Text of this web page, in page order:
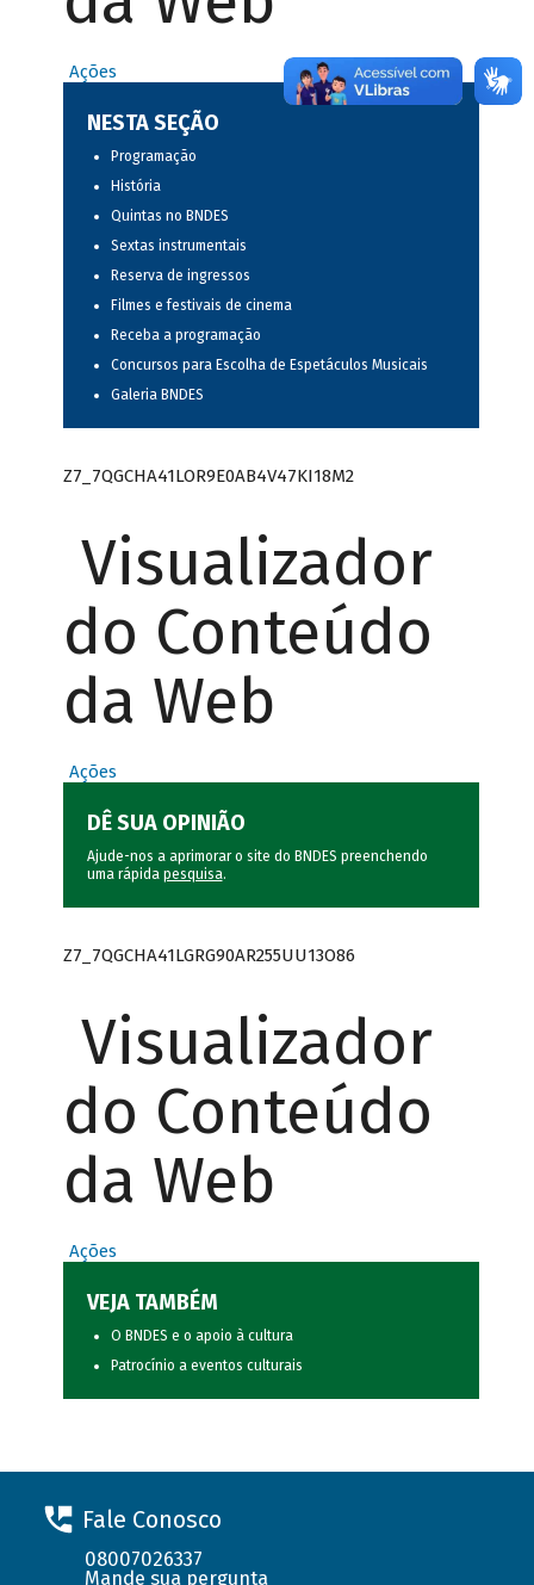
Ações
NESTA SEÇÃO
Programação
História
Quintas no BNDES
Sextas instrumentais
Reserva de ingressos
Filmes e festivais de cinema
Receba a programação
Concursos para Escolha de Espetáculos Musicais
Galeria BNDES
Z7_7QGCHA41LOR9E0AB4V47KI18M2
Visualizador
do Conteúdo
da Web
Ações
DÊ SUA OPINIÃO
Ajude-nos a aprimorar o site do BNDES preenchendo
uma rápida pesquisa.
Z7_7QGCHA41LGRG90AR255UU13O86
Visualizador
do Conteúdo
da Web
Ações
VEJA TAMBÉM
O BNDES e o apoio à cultura
Patrocínio a eventos culturais
Fale Conosco
08007026337
Mande sua pergunta